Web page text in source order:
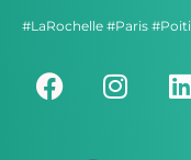
#LaRochelle #Paris